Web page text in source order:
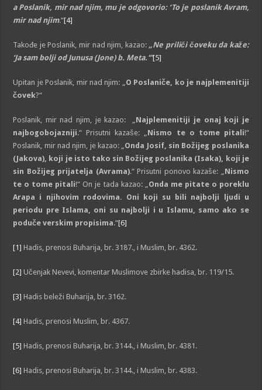
a Poslanik, mir nad njim, mu je odgovorio: ‘To je poslanik Avram,
mir nad njim.“[4]
Takođe je Poslanik, mir nad njim, kazao: „Ne priliči čoveku da kaže:
‘Ja sam bolji od Junusa (Jone) b. Meta.'”[5]
Upitan je Poslanik, mir nad njim: „O Poslaniče, ko je najplemenitiji
čovek?“
Poslanik, mir nad njim, je kazao: „Najplemenitiji je onaj koji je
najbogobojazniji.“ Prisutni kazaše: „Nismo te o tome pitali!“
Poslanik, mir nad njim, je kazao: „Onda Josif, sin Božijeg poslanika
(Jakova), koji je isto tako sin Božijeg poslanika (Isaka), koji je
sin Božijeg prijatelja (Avrama).“ Prisutni ponovo kazaše: „Nismo
te o tome pitali!“ On je tada kazao: „Onda me pitate o poreklu
Arapa i njihovim rodovima. Oni koji su bili najbolji ljudi u
periodu pre Islama, oni su najbolji i u Islamu, samo ako se
poduče verskim propisima.“[6]
[1] Hadis, prenosi Buharija, br. 3187., i Muslim, br. 4362.
[2] Učenjak Nevevi, komentar Muslimove zbirke hadisa, br. 119/15.
[3] Hadis beleži Buharija, br. 3162.
[4] Hadis, prenosi Muslim, br. 4367.
[5] Hadis, prenosi Buharija, br. 3144., i Muslim, br. 4381.
[6] Hadis, prenosi Buharija, br. 3144., i Muslim, br. 4383.